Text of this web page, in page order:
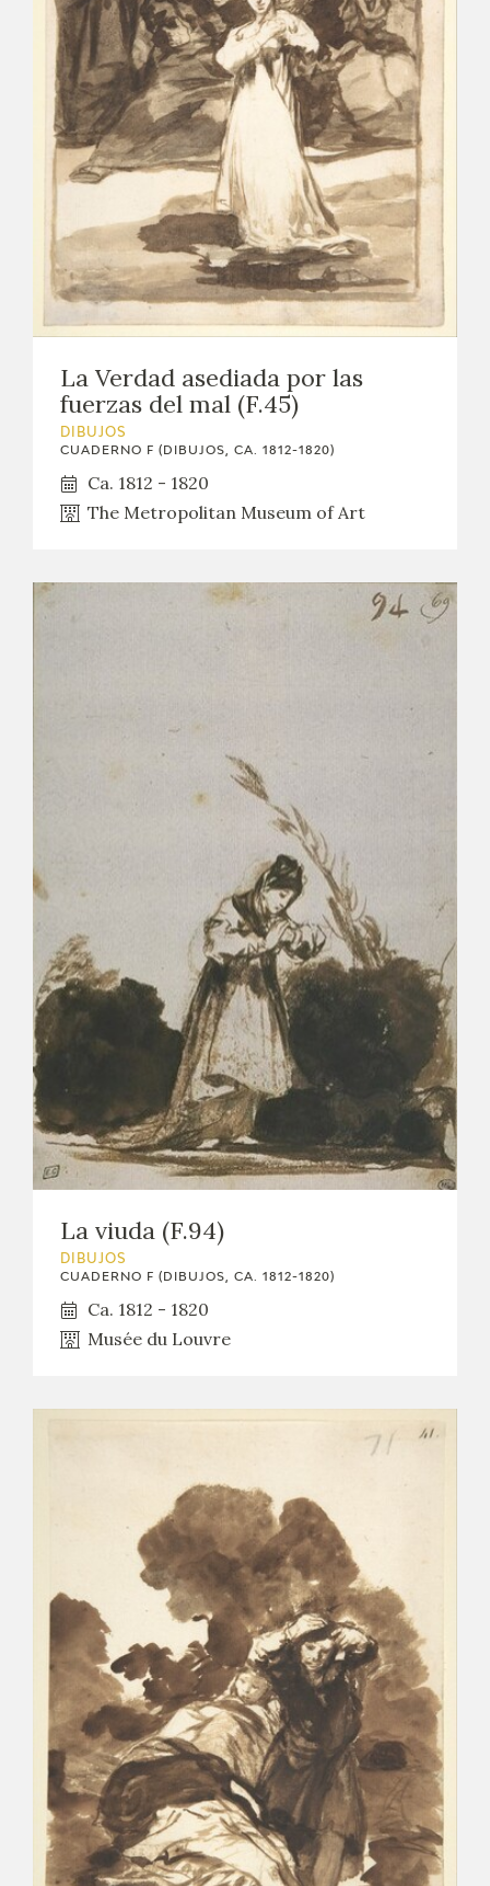
La Verdad asediada por las
fuerzas del mal (F.45)
DIBUJOS
CUADERNO F (DIBUJOS, CA. 1812-1820)
Ca. 1812 - 1820
The Metropolitan Museum of Art
La viuda (F.94)
DIBUJOS
CUADERNO F (DIBUJOS, CA. 1812-1820)
Ca. 1812 - 1820
Musée du Louvre